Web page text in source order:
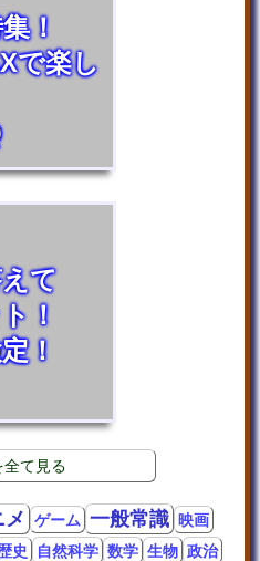
！
で楽し
て
！
！
全て見る
メ ゲーム 一般常識 映画
史 自然科学 数学 生物 政治